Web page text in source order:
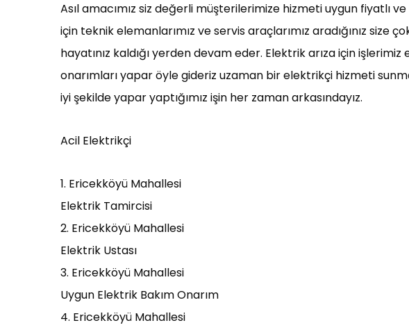
Asıl amacımız siz değerli müşterilerimize hizmeti uygun fiyatlı
için teknik elemanlarımız ve servis araçlarımız aradığınız size
hayatınız kaldığı yerden devam eder. Elektrik arıza için
onarımları yapar öyle gideriz uzaman bir elektrikçi hizmeti
iyi şekilde yapar yaptığımız işin her zaman arkasındayız.
Acil Elektrikçi
1. Ericekköyü Mahallesi
Elektrik Tamircisi
2. Ericekköyü Mahallesi
Elektrik Ustası
3. Ericekköyü Mahallesi
Uygun Elektrik Bakım Onarım
4. Ericekköyü Mahallesi